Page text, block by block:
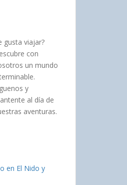
gusta viajar?
con
un mundo
y
al día de
aventuras.
en El Nido y